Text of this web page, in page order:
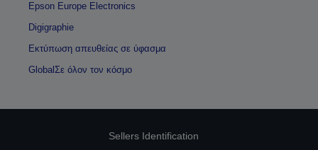
Epson Europe Electronics
Digigraphie
Εκτύπωση απευθείας σε ύφασμα
GlobalΣε όλον τον κόσμο
Sellers Identification